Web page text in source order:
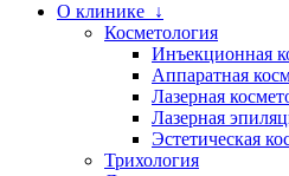
О клинике ↓
Косметология
Инъекционная
Аппаратная
Лазерная
Лазерная
Эстетическая
Трихология